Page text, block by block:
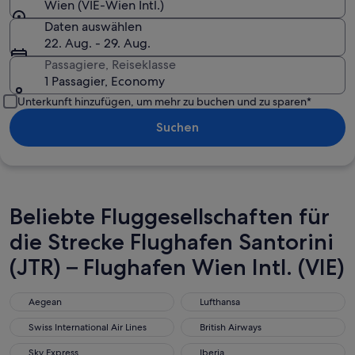
Wien (VIE-Wien Intl.)
Daten auswählen
22. Aug. - 29. Aug.
Passagiere, Reiseklasse
1 Passagier, Economy
Unterkunft hinzufügen, um mehr zu buchen und zu sparen*
Suchen
Beliebte Fluggesellschaften für
die Strecke Flughafen Santorini
(JTR) – Flughafen Wien Intl. (VIE)
Aegean
Aegean Lufthansa
Lufthansa
Swiss International Air Lines
Swiss International Air Lines British Airways
British Airways
Sky Express Iberia